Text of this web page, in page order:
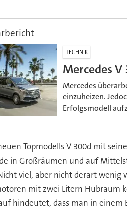
TECHNIK
Mercedes
Mercedes
einzuheizen.
Erfolgsmodell
Topmodells V 300d mit
in Großräumen und auf
viel, aber nicht derart wenig
mit zwei Litern Hubraum
hindeutet, dass man in